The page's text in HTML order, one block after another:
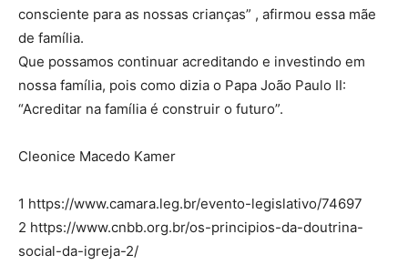
consciente para as nossas crianças” , afirmou essa mãe
de família.
Que possamos continuar acreditando e investindo em
nossa família, pois como dizia o Papa João Paulo II:
“Acreditar na família é construir o futuro”.
Cleonice Macedo Kamer
1 https://www.camara.leg.br/evento-legislativo/74697
2 https://www.cnbb.org.br/os-principios-da-doutrina-
social-da-igreja-2/